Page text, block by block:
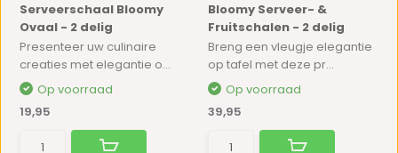
Serveerschaal Bloomy
Ovaal - 2 delig
Presenteer uw culinaire
creaties met elegantie o...
Op voorraad
19,95
Bloomy Serveer- &
Fruitschalen - 2 delig
Breng een vleugje elegantie
op tafel met deze pr...
Op voorraad
39,95